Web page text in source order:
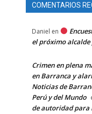
COMENTARIOS
Daniel en
el próximo
Crimen en plena
en Barranca y
Noticias de
Perú y del Mundo
de autoridad para